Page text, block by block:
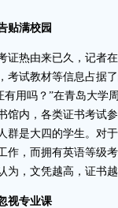
满校园
热由来已久，记者在
考试教材等信息占据
有用吗？”在青岛大学
馆内，各类证书考试
群是大四的学生。对
作，而拥有英语等级
为，文凭越高，证书
视专业课